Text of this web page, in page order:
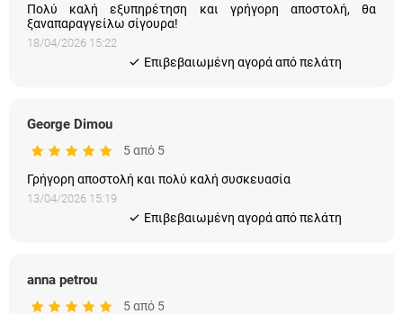
Πολύ καλή εξυπηρέτηση και γρήγορη αποστολή, θα
ξαναπαραγγείλω σίγουρα!
18/04/2026 15:22
Eπιβεβαιωμένη αγορά από πελάτη
George Dimou
5 από 5
Γρήγορη αποστολή και πολύ καλή συσκευασία
13/04/2026 15:19
Eπιβεβαιωμένη αγορά από πελάτη
anna petrou
5 από 5